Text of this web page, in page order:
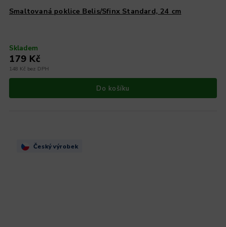
Smaltovaná poklice Belis/Sfinx Standard, 24 cm
Skladem
148 Kč bez DPH
179 Kč
Do košíku
Český výrobek